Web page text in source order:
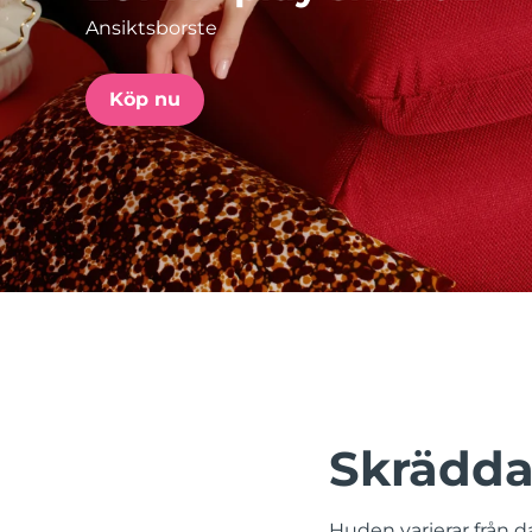
Ansiktsborste
Köp nu
issa™ Teeth Whitening Set
FAQ™ Dual LED Panel
POPULÄR